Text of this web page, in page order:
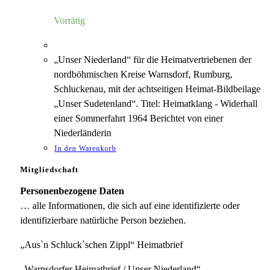
Vorrätig
„Unser Niederland“ für die Heimatvertriebenen der
nordböhmischen Kreise Warnsdorf, Rumburg,
Schluckenau, mit der achtseitigen Heimat-Bildbeilage
„Unser Sudetenland“. Titel: Heimatklang - Widerhall
einer Sommerfahrt 1964 Berichtet von einer
Niederländerin
In den Warenkorb
Mitgliedschaft
Personenbezogene Daten
… alle Informationen, die sich auf eine identifizierte oder
identifizierbare natürliche Person beziehen.
„Aus`n Schluck`schen Zippl“ Heimatbrief